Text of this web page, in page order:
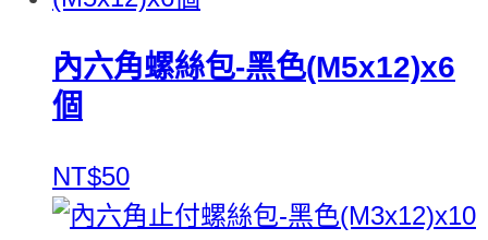
內六角螺絲包-黑色(M5x12)x6
個
NT$50